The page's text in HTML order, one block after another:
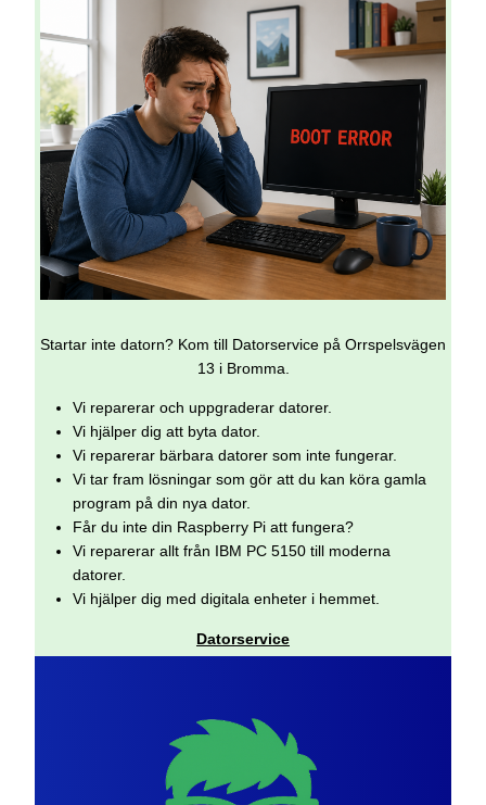
Startar inte datorn? Kom till Datorservice på Orrspelsvägen
13 i Bromma.
Vi reparerar och uppgraderar datorer.
Vi hjälper dig att byta dator.
Vi reparerar bärbara datorer som inte fungerar.
Vi tar fram lösningar som gör att du kan köra gamla
program på din nya dator.
Får du inte din Raspberry Pi att fungera?
Vi reparerar allt från IBM PC 5150 till moderna
datorer.
Vi hjälper dig med digitala enheter i hemmet.
Datorservice